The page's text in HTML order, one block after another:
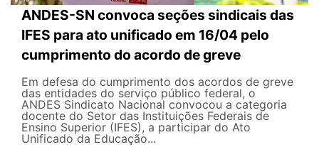
ANDES-SN convoca seções sindicais das
IFES para ato unificado em 16/04 pelo
cumprimento do acordo de greve
Em defesa do cumprimento dos acordos de greve
das entidades do serviço público federal, o
ANDES Sindicato Nacional convocou a categoria
docente do Setor das Instituições Federais de
Ensino Superior (IFES), a participar do Ato
Unificado da Educação...